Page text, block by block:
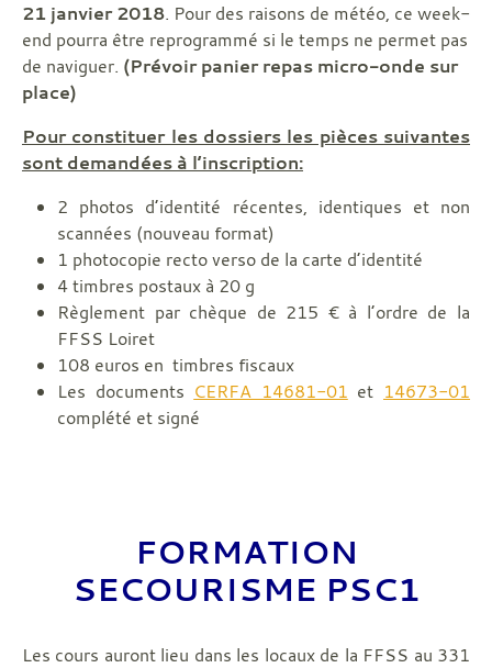
21 janvier 2018. Pour des raisons de météo, ce week-
end pourra être reprogrammé si le temps ne permet pas
de naviguer. (Prévoir panier repas micro-onde sur
place)
Pour constituer les dossiers les pièces suivantes
sont demandées à l’inscription:
2 photos d’identité récentes, identiques et non
scannées (nouveau format)
1 photocopie recto verso de la carte d’identité
4 timbres postaux à 20 g
Règlement par chèque de 215 € à l’ordre de la
FFSS Loiret
108 euros en timbres fiscaux
Les documents CERFA 14681-01 et 14673-01
complété et signé
FORMATION
SECOURISME PSC1
Les cours auront lieu dans les locaux de la FFSS au 331